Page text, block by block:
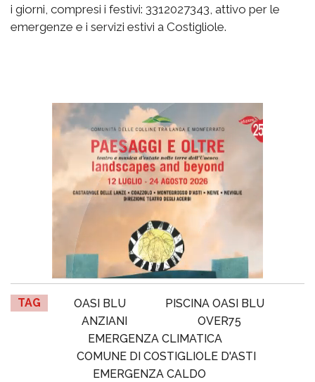
i giorni, compresi i festivi: 3312027343, attivo per le
emergenze e i servizi estivi a Costigliole.
TAG OASI BLU
PISCINA OASI BLU
ANZIANI
OVER75
EMERGENZA CLIMATICA
COMUNE DI COSTIGLIOLE D'ASTI
EMERGENZA CALDO